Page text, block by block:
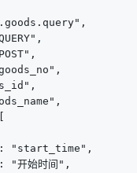
"start_time",
"开始时间",